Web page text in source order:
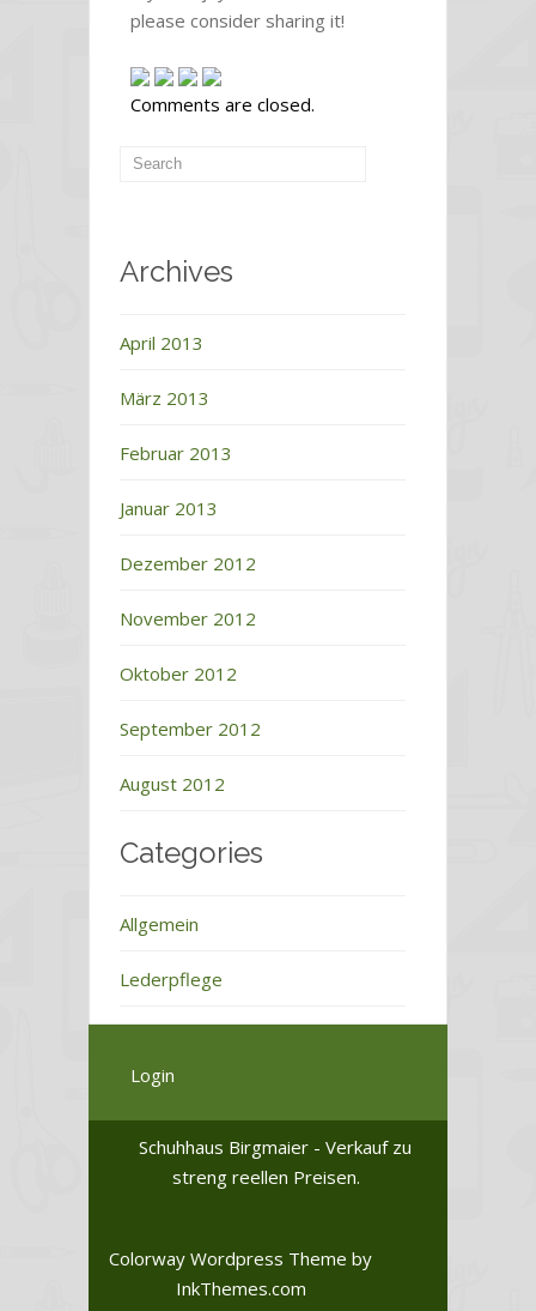
please consider sharing it!
Comments are closed.
Archives
April 2013
März 2013
Februar 2013
Januar 2013
Dezember 2012
November 2012
Oktober 2012
September 2012
August 2012
Categories
Allgemein
Lederpflege
Login
Schuhhaus Birgmaier - Verkauf zu
streng reellen Preisen.
Colorway Wordpress Theme by
InkThemes.com